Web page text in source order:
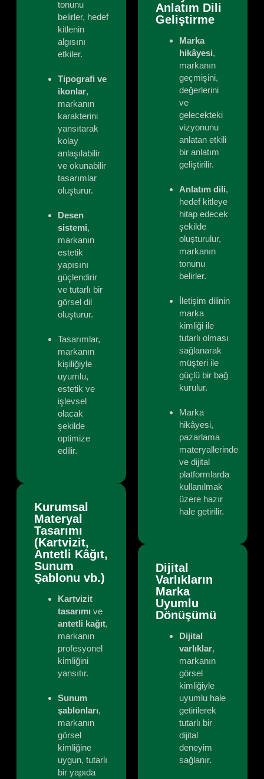
tonunu
belirler, hedef
kitlenin
algısını
etkiler.
Tipografi ve
ikonlar,
markanın
karakterini
yansıtarak
kolay
anlaşılabilir
ve okunabilir
tasarımlar
oluşturur.
Desen
sistemi,
markanın
estetik
yapısını
güçlendirir
ve tutarlı bir
görsel dil
oluşturur.
Tasarımlar,
markanın
kişiliğiyle
uyumlu,
estetik ve
işlevsel
olacak
şekilde
optimize
edilir.
Kurumsal
Materyal
Tasarımı
(Kartvizit,
Antetli Kâğıt,
Sunum
Şablonu vb.)
Kartvizit
tasarımı ve
antetli kağıt,
markanın
profesyonel
kimliğini
yansıtır.
Sunum
şablonları,
markanın
görsel
kimliğine
uygun, tutarlı
bir yapıda
Anlatım Dili
Geliştirme
Marka
hikâyesi,
markanın
geçmişini,
değerlerini
ve
gelecekteki
vizyonunu
anlatan etkili
bir anlatım
geliştirilir.
Anlatım dili,
hedef kitleye
hitap edecek
şekilde
oluşturulur,
markanın
tonunu
belirler.
İletişim dilinin
marka
kimliği ile
tutarlı olması
sağlanarak
müşteri ile
güçlü bir bağ
kurulur.
Marka
hikâyesi,
pazarlama
materyallerinde
ve dijital
platformlarda
kullanılmak
üzere hazır
hale getirilir.
Dijital
Varlıkların
Marka
Uyumlu
Dönüşümü
Dijital
varlıklar,
markanın
görsel
kimliğiyle
uyumlu hale
getirilerek
tutarlı bir
dijital
deneyim
sağlanır.